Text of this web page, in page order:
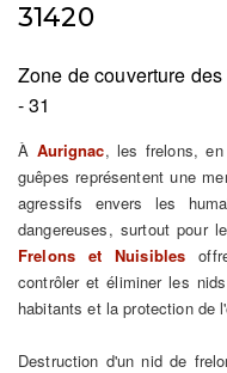
31420
Zone de couverture
- 31
À Aurignac, les frelons,
guêpes représentent une
agressifs envers les
dangereuses, surtout pour
Frelons et Nuisibles
contrôler et éliminer les
habitants et la protection de
Destruction d'un nid de